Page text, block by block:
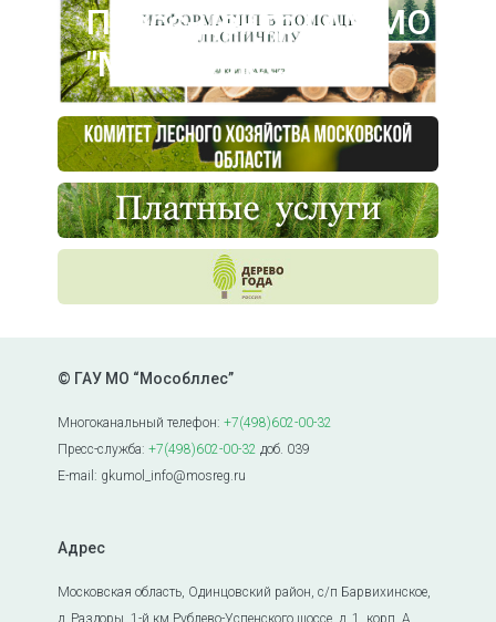
Пресс-центр ГАУ МО
"Мособллес"
© ГАУ МО “Мособллес”
Многоканальный телефон:+7(498)602-00-32
Пресс-служба:+7(498)602-00-32 доб. 039
E-mail: gkumol_info@mosreg.ru
Адрес
Московская область, Одинцовский район, с/п Барвихинское,
д. Раздоры, 1-й км Рублево-Успенского шоссе, д. 1, корп. А.